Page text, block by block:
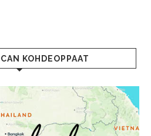
KOHDEOPPAAT